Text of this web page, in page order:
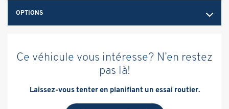
OPTIONS
Ce véhicule vous intéresse? N’en restez
pas là!
Laissez-vous tenter en planifiant un essai routier.